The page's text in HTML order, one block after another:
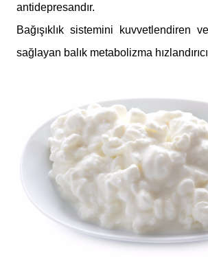
antidepresandır.
Bağışıklık sistemini kuvvetlendiren
sağlayan balık metabolizma